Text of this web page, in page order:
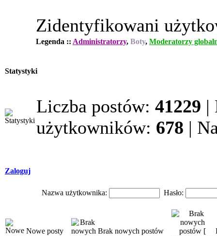
Zidentyfikowani
Legenda :: Administratorzy, Boty, Moderatorzy
Statystyki
Liczba postów: 41229 |
użytkowników: 678 |
Zaloguj
Nazwa użytkownika: Hasło:
Nowe posty Brak nowych postów